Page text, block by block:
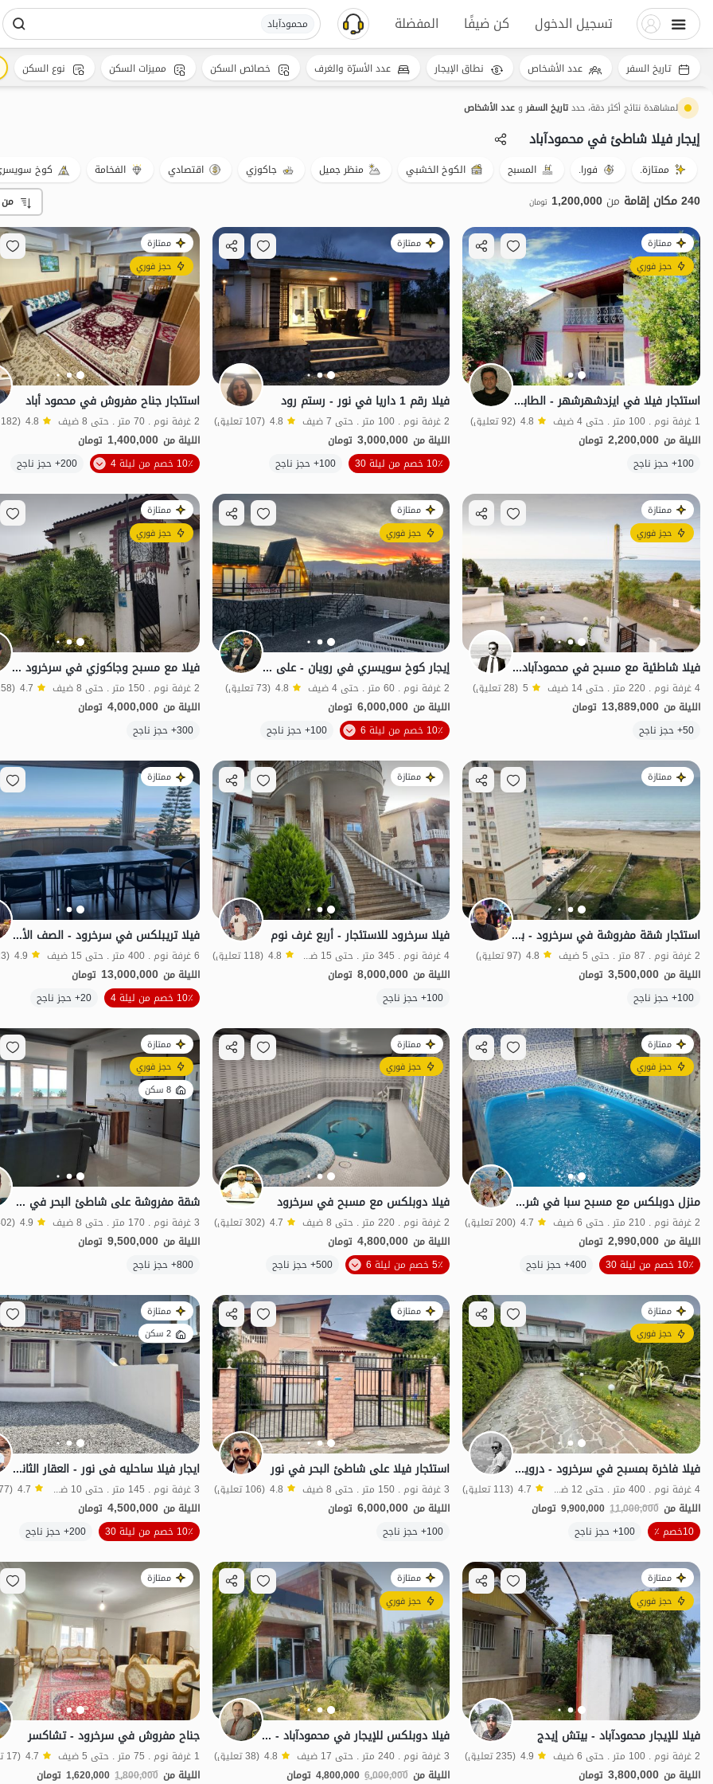
تسجيل الدخول كن ضيفًا المفضلة محمودآباد
لمشاهدة نتائج أكثر دقة، حددتاريخ السفروعدد الأشخاص
إيجار فيلا شاطئ في محمودآباد
ممتازة. فورا. المسبح الكوخ الخشبي منظر جميل جاكوزي اقتصادي الفخامة كوخ
240 مكان إقامة من 1,200,000 تومان
ممتازة
حجز فوري
استئجار فيلا في ایزدشهرشهر - الطابق الأرضي
1 غرفة نوم . 100 متر . حتى 4 ضيف 4.8 (92 تعليق)
الليلة من 2,200,000 تومان
100+ حجز ناجح
مطهر الموقع على الخريطة
ممتازة
فيلا رقم 1 داريا في نور - رستم رود
2 غرفة نوم . 100 متر . حتى 7 ضيف 4.8 (107 تعليق)
الليلة من 3,000,000 تومان
10٪ خصم من ليلة 30
100+ حجز ناجح شفة الماء
ممتازة
حجز فوري
استئجار جناح مفروش في محمود أباد
2 غرفة نوم . 70 متر . حتى 8 ضيف 4.8 (182 تعليق)
الليلة من 1,400,000 تومان
10٪ خصم من ليلة 4
200+ حجز ناجح
ممتازة
حجز فوري
فيلا شاطئية مع مسبح في محمودآباد - 4 غرف نوم
4 غرفة نوم . 220 متر . حتى 14 ضيف 5 (28 تعليق)
الليلة من 13,889,000 تومان
50+ حجز ناجح
شفة الماء مطهر بات نواز الموقع على الخريطة
ممتازة
حجز فوري
إيجار كوخ سويسري في رويان - على الواجهة البحرية
2 غرفة نوم . 60 متر . حتى 4 ضيف 4.8 (73 تعليق)
الليلة من 6,000,000 تومان
10٪ خصم من ليلة 6
100+ حجز ناجح شفة الماء
ممتازة
حجز فوري
فيلا مع مسبح وجاكوزي في سرخرود - درويش آباد
2 غرفة نوم . 150 متر . حتى 8 ضيف 4.7 (158 تعليق)
الليلة من 4,000,000 تومان
300+ حجز ناجح
ممتازة
استئجار شقة مفروشة في سرخرود - بالقرب من الشاطئ
2 غرفة نوم . 87 متر . حتى 5 ضيف 4.8 (97 تعليق)
الليلة من 3,500,000 تومان
100+ حجز ناجح
منظر جميل الموقع على الخريطة
ممتازة
فيلا سرخرود للاستئجار - أربع غرف نوم
4 غرفة نوم . 345 متر . حتى 15 ضيف 4.8 (118 تعليق)
الليلة من 8,000,000 تومان
100+ حجز ناجح
الموقع على الخريطة
ممتازة
فيلا تريبلكس في سرخرود - الصف الأول - الوحدة 5
6 غرفة نوم . 400 متر . حتى 15 ضيف 4.9 (23 تعليق)
الليلة من 13,000,000 تومان
10٪ خصم من ليلة 4
20+ حجز ناجح
ممتازة
حجز فوري
منزل دوبلكس مع مسبح سبا في شرخرود
2 غرفة نوم . 210 متر . حتى 6 ضيف 4.7 (200 تعليق)
الليلة من 2,990,000 تومان
10٪ خصم من ليلة 30
400+ حجز ناجح بات نواز الموقع على الخريطة
ممتازة
حجز فوري
فيلا دوبلكس مع مسبح في سرخرود
2 غرفة نوم . 220 متر . حتى 8 ضيف 4.7 (302 تعليق)
الليلة من 4,800,000 تومان
5٪ خصم من ليلة 6
500+ حجز ناجح مطهر
ممتازة
حجز فوري
8 سكن
شقة مفروشة على شاطئ البحر في سرخرود - تشيكسار
3 غرفة نوم . 170 متر . حتى 8 ضيف 4.9 (402 تعليق)
الليلة من 9,500,000 تومان
800+ حجز ناجح
ممتازة
حجز فوري
فيلا فاخرة بمسبح في سرخرود - درويش أباد
4 غرفة نوم . 400 متر . حتى 12 ضيف 4.7 (113 تعليق)
الليلة من 11,000,000
9,900,000 تومان
10خصم ٪
100+ حجز ناجح الفخامة والرفاهية الموقع على الخريطة
ممتازة
استئجار فيلا على شاطئ البحر في نور
3 غرفة نوم . 150 متر . حتى 8 ضيف 4.8 (106 تعليق)
الليلة من 6,000,000 تومان
100+ حجز ناجح
مطهر بات نواز
ممتازة
2 سكن
ایجار فیلا ساحلیه فی نور - العقار الثانی علی البحر
3 غرفة نوم . 145 متر . حتى 10 ضيف 4.7 (177 تعليق)
الليلة من 4,500,000 تومان
10٪ خصم من ليلة 30
200+ حجز ناجح
ممتازة
حجز فوري
فيلا للإيجار محمودآباد - بيتش إيدج
2 غرفة نوم . 100 متر . حتى 6 ضيف 4.9 (235 تعليق)
الليلة من 3,800,000 تومان
ممتازة
حجز فوري
فيلا دوبلكس للإيجار في محمودآباد - بيشه كولا
3 غرفة نوم . 240 متر . حتى 17 ضيف 4.8 (38 تعليق)
الليلة من 6,000,000
4,800,000 تومان
ممتازة
جناح مفروش في سرخرود - تشاكسر
1 غرفة نوم . 75 متر . حتى 5 ضيف 4.7 (17 تعليق)
الليلة من 1,800,000
1,620,000 تومان
تاريخ السفر عدد الأشخاص نطاق الإيجار عدد الأسرّة والغرف خصائص السكن مميزات السكن نوع السكن